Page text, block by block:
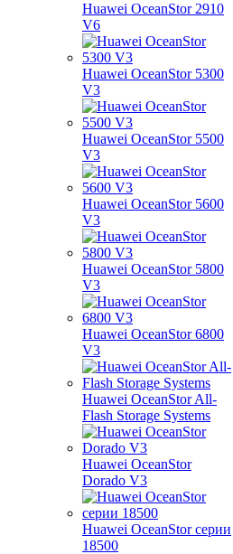
Huawei OceanStor 2910
V6
Huawei OceanStor 5300
V3
Huawei OceanStor 5500
V3
Huawei OceanStor 5600
V3
Huawei OceanStor 5800
V3
Huawei OceanStor 6800
V3
Huawei OceanStor All-
Flash Storage Systems
Huawei OceanStor
Dorado V3
Huawei OceanStor серии
18500